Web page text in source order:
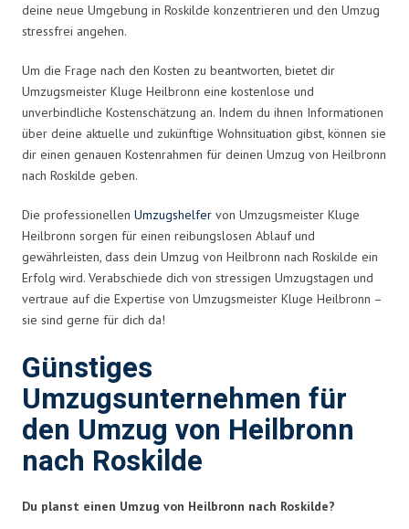
deine neue Umgebung in Roskilde konzentrieren und den Umzug
stressfrei angehen.
Um die Frage nach den Kosten zu beantworten, bietet dir
Umzugsmeister Kluge Heilbronn eine kostenlose und
unverbindliche Kostenschätzung an. Indem du ihnen Informationen
über deine aktuelle und zukünftige Wohnsituation gibst, können sie
dir einen genauen Kostenrahmen für deinen Umzug von Heilbronn
nach Roskilde geben.
Die professionellen Umzugshelfer von Umzugsmeister Kluge
Heilbronn sorgen für einen reibungslosen Ablauf und
gewährleisten, dass dein Umzug von Heilbronn nach Roskilde ein
Erfolg wird. Verabschiede dich von stressigen Umzugstagen und
vertraue auf die Expertise von Umzugsmeister Kluge Heilbronn –
sie sind gerne für dich da!
Günstiges
Umzugsunternehmen für
den Umzug von Heilbronn
nach Roskilde
Du planst einen Umzug von Heilbronn nach Roskilde?